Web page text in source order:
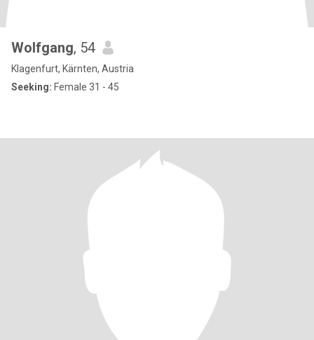
Wolfgang, 54
Klagenfurt, Kärnten, Austria
Seeking: Female 31 - 45